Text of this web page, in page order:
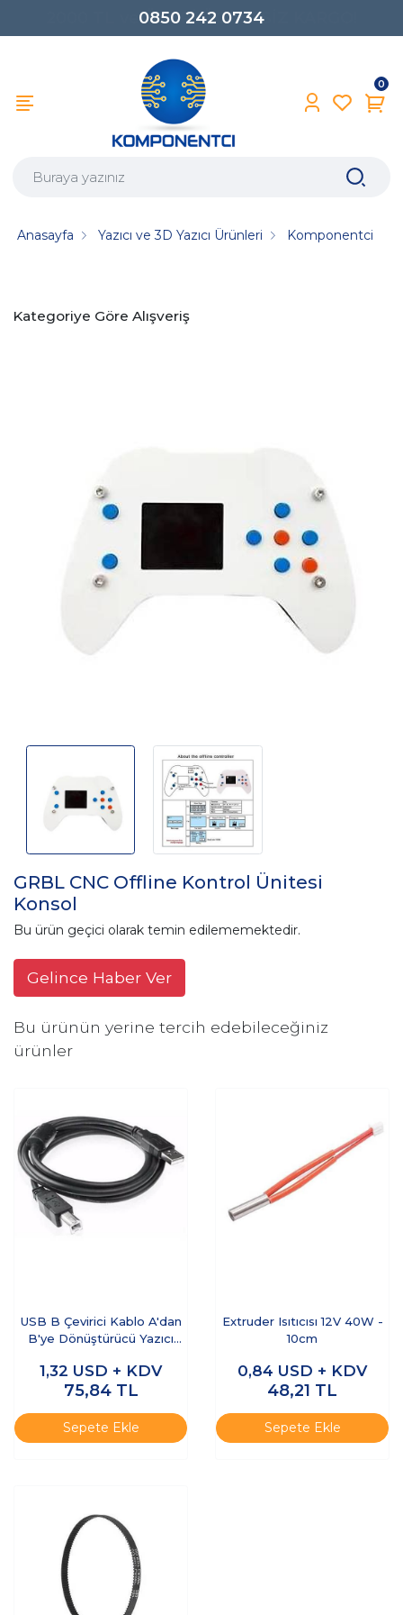
0850 242 0734
0
Anasayfa Yazıcı ve 3D Yazıcı Ürünleri Komponentci
Kategoriye Göre Alışveriş
GRBL CNC Offline Kontrol Ünitesi
Konsol
Bu ürün geçici olarak temin edilememektedir.
Gelince Haber Ver
Bu ürünün yerine tercih edebileceğiniz
ürünler
USB B Çevirici Kablo A'dan
B'ye Dönüştürücü Yazıcı
1,32 USD + KDV
75,84 TL
Sepete Ekle
Extruder Isıtıcısı 12V 40W -
10cm
0,84 USD + KDV
48,21 TL
Sepete Ekle